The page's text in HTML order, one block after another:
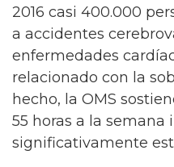
2016 casi 400.000
a accidentes
enfermedades
relacionado con la
hecho, la OMS
55 horas a la semana
significativamente